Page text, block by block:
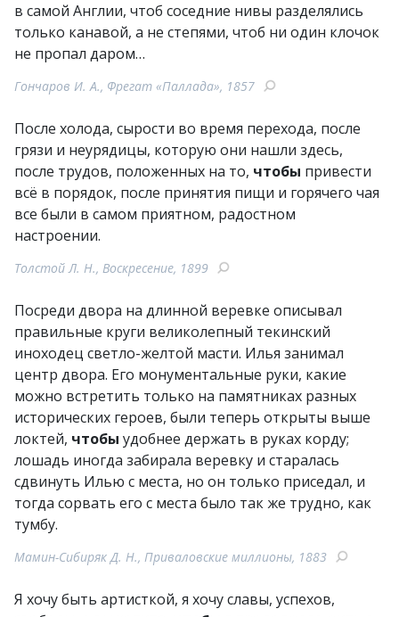
в самой Англии, чтоб соседние нивы разделялись
только канавой, а не степями, чтоб ни один клочок
не пропал даром…
Гончаров И. А., Фрегат «Паллада», 1857
После холода, сырости во время перехода, после
грязи и неурядицы, которую они нашли здесь,
после трудов, положенных на то, чтобы привести
всё в порядок, после принятия пищи и горячего чая
все были в самом приятном, радостном
настроении.
Толстой Л. Н., Воскресение, 1899
Посреди двора на длинной веревке описывал
правильные круги великолепный текинский
иноходец светло-желтой масти. Илья занимал
центр двора. Его монументальные руки, какие
можно встретить только на памятниках разных
исторических героев, были теперь открыты выше
локтей, чтобы удобнее держать в руках корду;
лошадь иногда забирала веревку и старалась
сдвинуть Илью с места, но он только приседал, и
тогда сорвать его с места было так же трудно, как
тумбу.
Мамин-Сибиряк Д. Н., Приваловские миллионы, 1883
Я хочу быть артисткой, я хочу славы, успехов,